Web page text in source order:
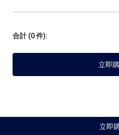
合計 (0 件):
立即
立即